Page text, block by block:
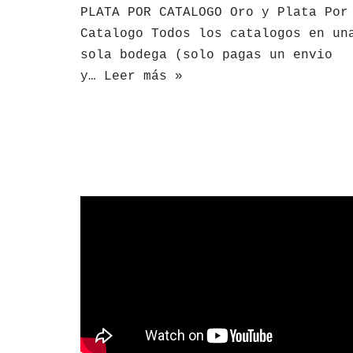
PLATA POR CATALOGO Oro y Plata Por
Catalogo Todos los catalogos en
sola bodega (solo pagas un envio
y… Leer más »